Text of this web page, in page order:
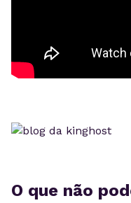
O que não